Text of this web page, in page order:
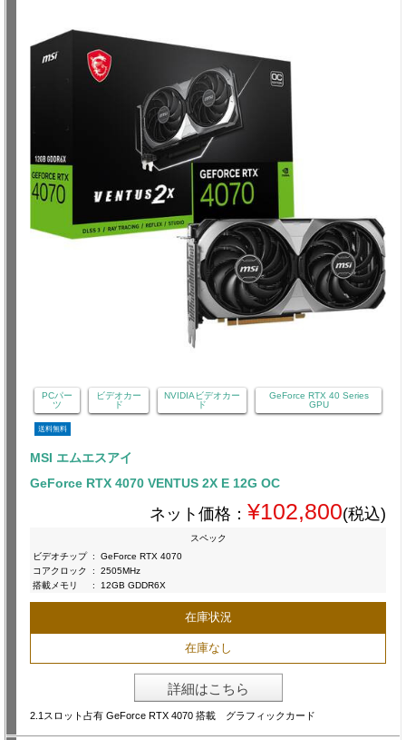
PCパー
ツ
ビデオカー
ド
NVIDIAビデオカー
ド
GeForce RTX 40 Series
GPU
送料無料
MSI エムエスアイ
GeForce RTX 4070 VENTUS 2X E 12G OC
ネット価格： ¥102,800(税込)
スペック
ビデオチップ :
GeForce RTX 4070
コアクロック
:
2505MHz
搭載メモリ
: 12GB GDDR6X
在庫状況
在庫なし
詳細はこちら
2.1スロット占有 GeForce RTX 4070 搭載 グラフィックカード